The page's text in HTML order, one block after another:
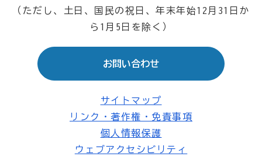
（ただし、土日、国民の祝日、年末年始12月31日か
ら1月5日を除く）
お問い合わせ
サイトマップ
リンク・著作権・免責事項
個人情報保護
ウェブアクセシビリティ